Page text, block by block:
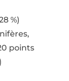
%)
points